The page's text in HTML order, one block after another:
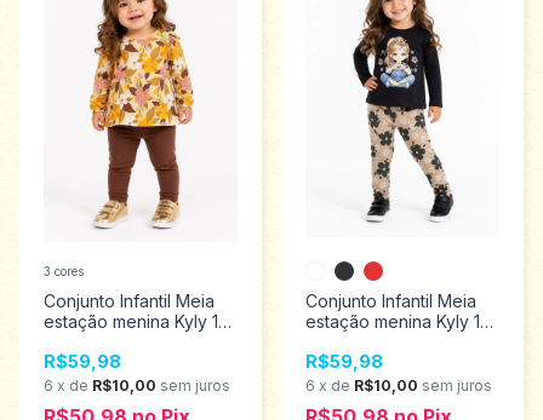
Conjunto Infantil Meia
estação menina Kyly 1
R$59,98
6 x de R$10,00 sem juros
3 cores
Conjunto Infantil Meia
estação menina Kyly 1
R$59,98
6 x de R$10,00 sem juros